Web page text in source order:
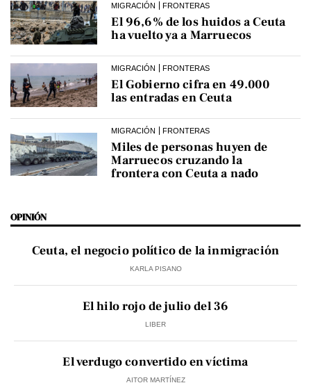
MIGRACIÓN FRONTERAS
El 96,6% de los huidos a Ceuta
ha vuelto ya a Marruecos
MIGRACIÓN FRONTERAS
El Gobierno cifra en 49.000
las entradas en Ceuta
MIGRACIÓN FRONTERAS
Miles de personas huyen de
Marruecos cruzando la
frontera con Ceuta a nado
OPINIÓN
Ceuta, el negocio político de la inmigración
KARLA PISANO
El hilo rojo de julio del 36
LIBER
El verdugo convertido en víctima
AITOR MARTÍNEZ